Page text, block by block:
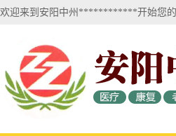
欢迎来到安阳中州************开始您的